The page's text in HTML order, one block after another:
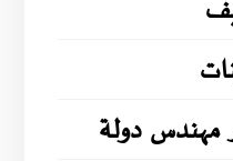
مهندس دولة